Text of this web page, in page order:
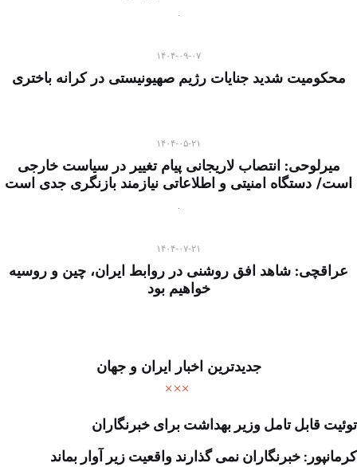
۱۴۰۴-۰۹-۰۷
محکومیت شدید جنایات رژیم صهیونیستی در کرانه باختری
۱۴۰۴-۰۵-۲۱
میرلوحی: انتصاب لاریجانی پیام تغییر در سیاست خارجی
است/ دستگاه امنیتی و اطلاعاتی نیازمند بازنگری جدی است
۱۴۰۴-۰۷-۲۱
عراقچی: شاهد افق روشنی در روابط ایران، چین و روسیه
خواهیم بود
جدیدترین اخبار ایران و جهان
توئیت قابل تامل وزیر بهداشت برای خبرنگاران
کرمانپور: خبرنگاران نمی گذارند واقعیت زیر آوار بماند